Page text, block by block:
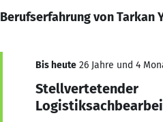
Berufserfahrung von Tarkan
Bis heute 26 Jahre und 4
Stellvertetender